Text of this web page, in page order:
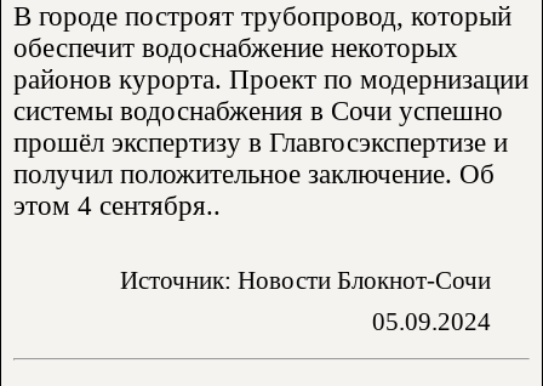
В городе построят трубопровод, который
обеспечит водоснабжение некоторых
районов курорта. Проект по модернизации
системы водоснабжения в Сочи успешно
прошёл экспертизу в Главгосэкспертизе и
получил положительное заключение. Об
этом 4 сентября..
Источник: Новости Блокнот-Сочи
05.09.2024